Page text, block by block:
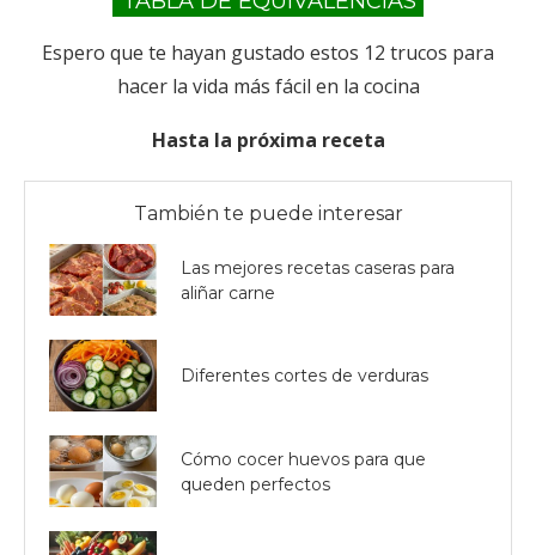
Espero que te hayan gustado estos 12 trucos para
hacer la vida más fácil en la cocina
Hasta la próxima receta
También te puede interesar
Las mejores recetas caseras para
aliñar carne
Diferentes cortes de verduras
Cómo cocer huevos para que
queden perfectos